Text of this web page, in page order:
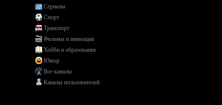
Сериалы
Спорт
Транспорт
Фильмы и анимация
Хобби и образование
Юмор
Все каналы
Каналы пользователей